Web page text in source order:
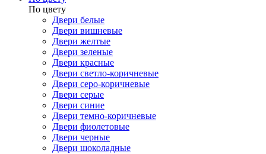
По цвету
Двери белые
Двери вишневые
Двери желтые
Двери зеленые
Двери красные
Двери светло-коричневые
Двери серо-коричневые
Двери серые
Двери синие
Двери темно-коричневые
Двери фиолетовые
Двери черные
Двери шоколадные